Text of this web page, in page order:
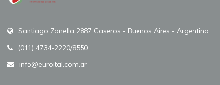
Santiago Zanella 2887 Caseros - Buenos Aires - Argentina
(011) 4734-2220/8550
info@euroital.com.ar